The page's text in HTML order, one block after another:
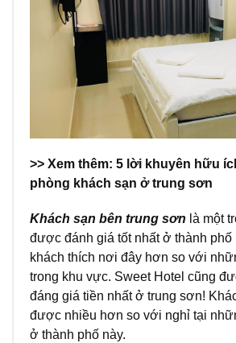
>> Xem thêm: 5 lời khuyên hữu
phòng khách sạn ở trung sơn
Khách sạn bên trung sơn là một
được đánh giá tốt nhất ở thành phố
khách thích nơi đây hơn so với
trong khu vực. Sweet Hotel cũng
đáng giá tiền nhất ở trung sơn!
được nhiều hơn so với nghỉ tại
ở thành phố này.